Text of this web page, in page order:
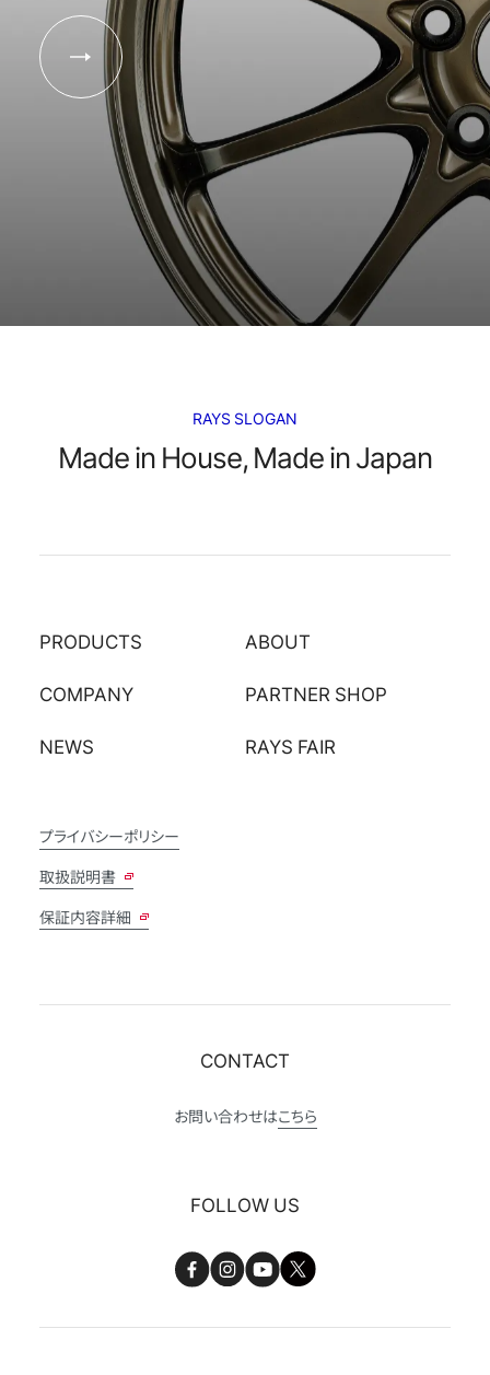
RAYS SLOGAN
Made in House, Made in Japan
PRODUCTS ABOUT
COMPANY PARTNER SHOP
NEWS RAYS FAIR
プライバシーポリシー
取扱説明書
保証内容詳細
CONTACT
お問い合わせはこちら
FOLLOW US